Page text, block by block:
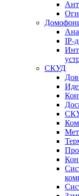
IP-
СКУД